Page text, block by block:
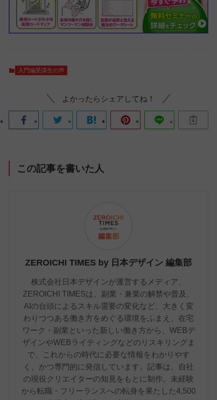
入門編受講生の声
よかったらシェアしてね！
この記事を書いた人
ZEROICHI TIMES by 日本デザイン 編集部
株式会社日本デザインが運営するメディア、
ZEROICHI TIMESは、副業・兼業の解禁や普及、
AIの台頭によるスキル需要の変化など、大きく変
わりつつある働き方をめぐる環境をふまえ、在宅
ワーク・副業といった新しい働き方から、WEBデ
ザインやWEBライティングなどのリスキリングま
で、これからの時代に必要な情報をわかりやす
く、かつ専門的に発信しています。記事は、自社
の現役クリエイターの知見をもとに制作。未経験
から転職・フリーランスへの転身を果たした4,500